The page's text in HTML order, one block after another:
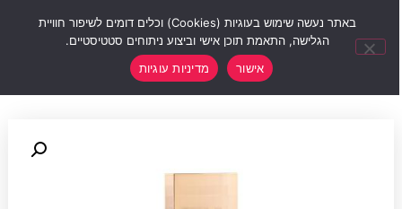
באתר נעשה שימוש בעוגיות (Cookies) וכלים דומים לשיפור חוויית
הגלישה, התאמת תוכן אישי וביצוע ניתוחים סטטיסטיים.
אישור
מדיניות עוגיות